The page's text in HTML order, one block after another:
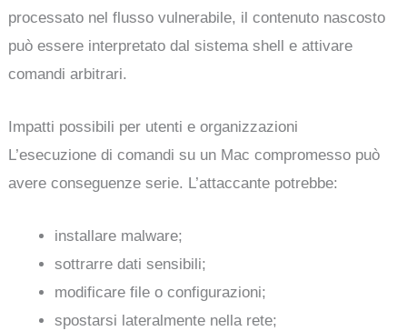
processato nel flusso vulnerabile, il contenuto nascosto
può essere interpretato dal sistema shell e attivare
comandi arbitrari.
Impatti possibili per utenti e organizzazioni
L’esecuzione di comandi su un Mac compromesso può
avere conseguenze serie. L’attaccante potrebbe:
installare malware;
sottrarre dati sensibili;
modificare file o configurazioni;
spostarsi lateralmente nella rete;